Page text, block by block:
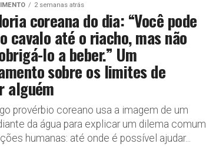
2 semanas atrás
coreana do dia: “Você pode
cavalo até o riacho, mas não
lo a beber.” Um
sobre os limites de
alguém
provérbio coreano usa a imagem de um
da água para explicar um dilema comum
humanas: até onde é possível ajudar...